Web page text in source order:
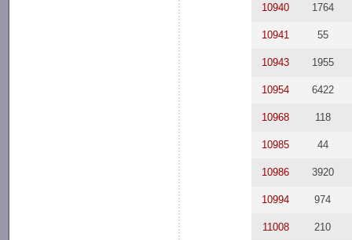
10940 1764
10941 55
10943 1955
10954 6422
10968 118
10985 44
10986 3920
10994 974
11008 210